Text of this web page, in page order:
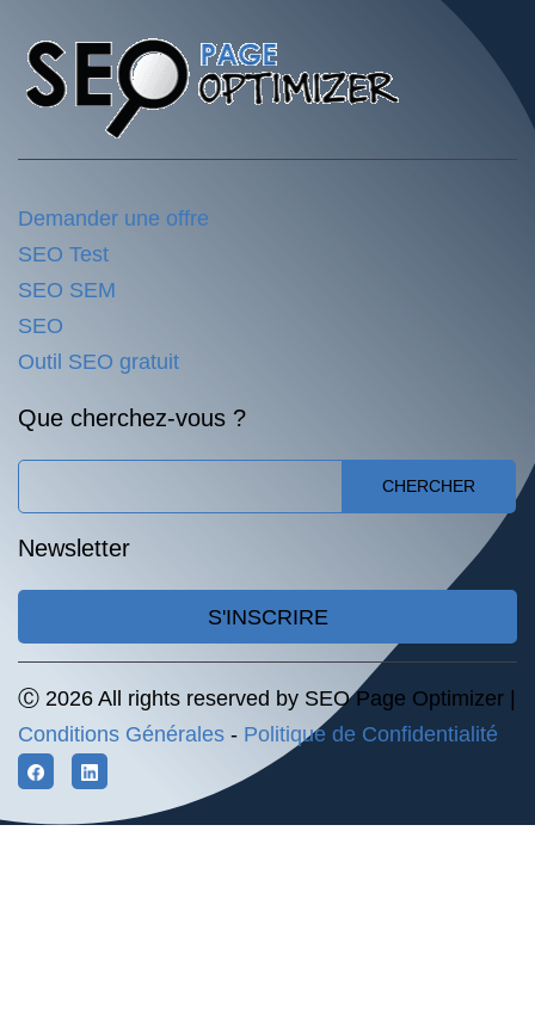
Demander une offre
SEO Test
SEO SEM
SEO
Outil SEO gratuit
Que cherchez-vous ?
CHERCHER
Newsletter
S'INSCRIRE
Ⓒ 2026 All rights reserved by SEO Page Optimizer |
Conditions Générales - Politique de Confidentialité